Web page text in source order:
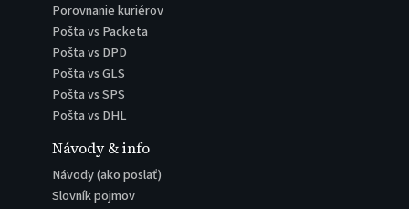
Porovnanie kuriérov
Pošta vs Packeta
Pošta vs DPD
Pošta vs GLS
Pošta vs SPS
Pošta vs DHL
Návody & info
Návody (ako poslať)
Slovník pojmov